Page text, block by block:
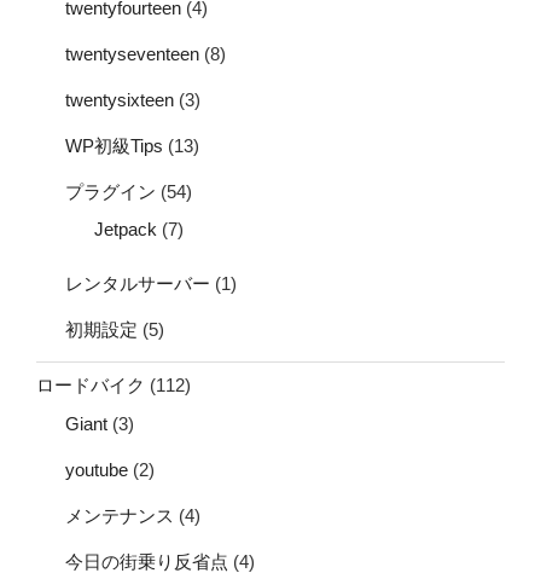
twentyfourteen (4)
twentyseventeen (8)
twentysixteen (3)
WP初級Tips (13)
プラグイン (54)
Jetpack (7)
レンタルサーバー (1)
初期設定 (5)
ロードバイク (112)
Giant (3)
youtube (2)
メンテナンス (4)
今日の街乗り反省点 (4)